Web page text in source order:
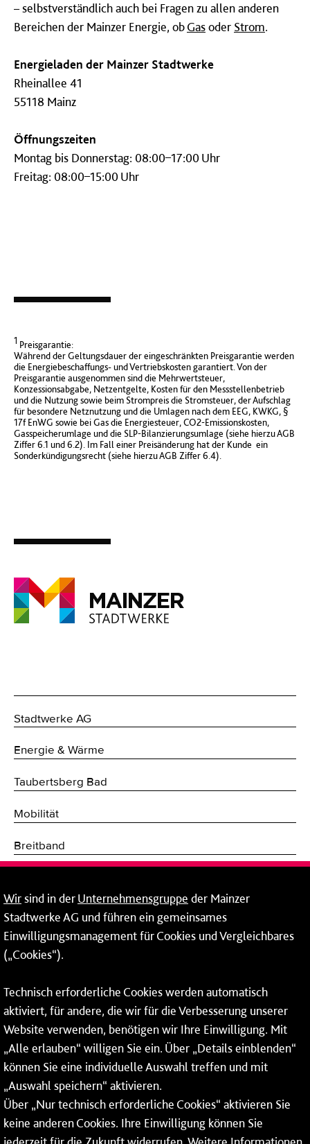
– selbstverständlich auch bei Fragen zu allen anderen
Bereichen der Mainzer Energie, obGasoder Strom.
Energieladen der Mainzer Stadtwerke
Rheinallee 41
55118 Mainz
Öffnungszeiten
Montag bis Donnerstag: 08:00–17:00 Uhr
Freitag: 08:00–15:00 Uhr
1 Preisgarantie:
Während der Geltungsdauer der eingeschränkten Preisgarantie werden
die Energiebeschaffungs- und Vertriebskosten garantiert. Von der
Preisgarantie ausgenommen sind die Mehrwertsteuer,
Konzessionsabgabe, Netzentgelte, Kosten für den Messstellenbetrieb
und die Nutzung sowie beim Strompreis die Stromsteuer, der Aufschlag
für besondere Netznutzung und die Umlagen nach dem EEG, KWKG, §
17f EnWG sowie bei Gas die Energiesteuer, CO2-Emissionskosten,
Gasspeicherumlage und die SLP-Bilanzierungsumlage (siehe hierzu AGB
Ziffer 6.1 und 6.2). Im Fall einer Preisänderung hat der Kunde ein
Sonderkündigungsrecht (siehe hierzu AGB Ziffer 6.4).
Stadtwerke AG
Energie & Wärme
Taubertsberg Bad
Mobilität
Breitband
Mainzer Stadtwerke Energie und Service GmbH
Rheinallee 41
55118 Mainz
Tel.:06131 - 12 90 90
Fax: 06131 - 12 9 90 90
So erreichen Sie uns
Montag bis Donnerstag: 08:00–17:00 Uhr
Freitag: 08:00–15:00 Uhr
Wirsind in derUnternehmensgruppe der Mainzer
Stadtwerke AG und führen ein gemeinsames
Einwilligungsmanagement für Cookies und Vergleichbares
(„Cookies“).
Technisch erforderliche Cookies werden automatisch
aktiviert, für andere, die wir für die Verbesserung unserer
Website verwenden, benötigen wir Ihre Einwilligung. Mit
„Alle erlauben“ willigen Sie ein. Über „Details einblenden“
können Sie eine individuelle Auswahl treffen und mit
„Auswahl speichern“ aktivieren.
Über „Nur technisch erforderliche Cookies“ aktivieren Sie
keine anderen Cookies. Ihre Einwilligung können Sie